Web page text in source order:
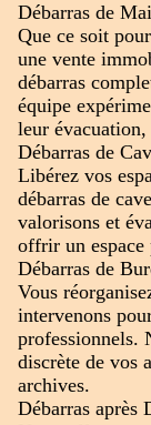
Débarras de
Que ce soit
une vente
débarras
équipe
leur
Débarras de
Libérez vos
débarras de
valorisons et
offrir un
Débarras de
Vous
intervenons
professionnels.
discrète de vos
archives.
Débarras après